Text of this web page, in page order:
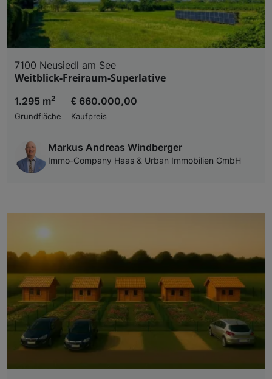
7100 Neusiedl am See
Weitblick-Freiraum-Superlative
1.295 m2
Grundfläche
€ 660.000,00
Kaufpreis
Markus Andreas Windberger
Immo-Company Haas & Urban Immobilien GmbH